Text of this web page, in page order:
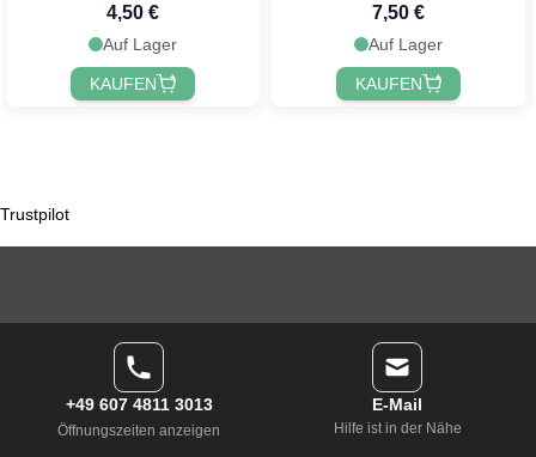
4,50 €
Auf Lager
KAUFEN
7,50 €
Auf Lager
KAUFEN
Trustpilot
+49 607 4811 3013
Öffnungszeiten anzeigen
E-Mail
Hilfe ist in der Nähe